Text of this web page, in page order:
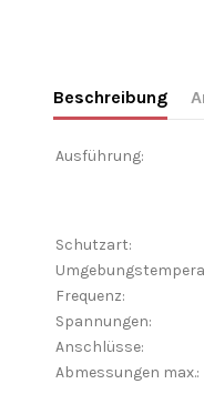
Beschreibung
Ausführung:
Schutzart:
Frequenz:
Spannungen:
Anschlüsse:
Abmessungen max.: